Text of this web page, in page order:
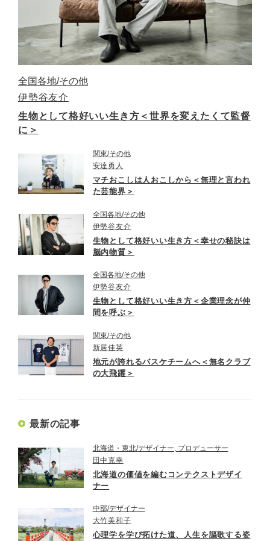
全国各地 その他
伊勢谷友介
生物として格好いい生き方＜世界を変えたくて監督
に＞
関東 その他
安達勇人
マチおこしは人おこしから＜無理と言われ
た芸能界＞
全国各地 その他
伊勢谷友介
生物として格好いい生き方＜幸せの秘訣は
脳内物質＞
全国各地 その他
伊勢谷友介
生物として格好いい生き方＜企業理念が仲
間を呼ぶ＞
関東 その他
新居佳英
地元が誇れるバスケチームへ＜無名クラブ
の大飛躍＞
最新の記事
北海道・東北 デザイナー, プロデューサー
田中克幸
北海道の価値を編むコンテクストデザイ
ナー
中部 デザイナー
大竹美和子
心理学を学び拓けた道、人生を謳歌する姿